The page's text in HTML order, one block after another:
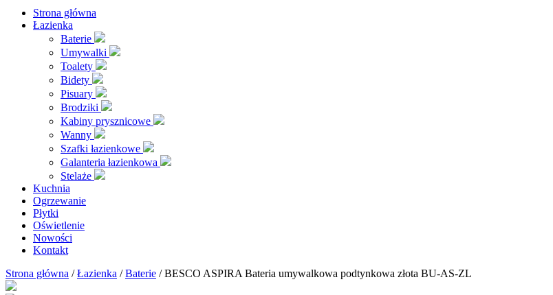
Strona główna
Łazienka
Baterie
Umywalki
Toalety
Bidety
Pisuary
Brodziki
Kabiny prysznicowe
Wanny
Szafki łazienkowe
Galanteria łazienkowa
Stelaże
Kuchnia
Ogrzewanie
Płytki
Oświetlenie
Nowości
Kontakt
Strona główna /Łazienka /Baterie / BESCO ASPIRA Bateria umywalkowa podtynkowa złota BU-AS-ZL